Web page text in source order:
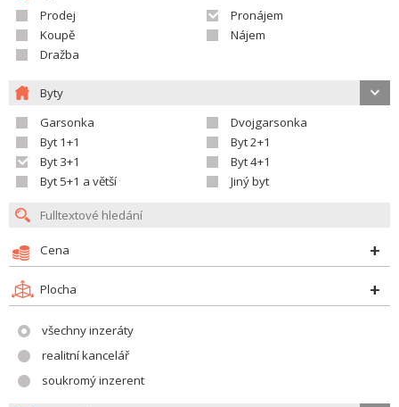
Prodej
Pronájem
Koupě
Nájem
Dražba
Byty
Garsonka
Dvojgarsonka
Byt 1+1
Byt 2+1
Byt 3+1
Byt 4+1
Byt 5+1 a větší
Jiný byt
Cena
Plocha
všechny inzeráty
realitní kancelář
soukromý inzerent